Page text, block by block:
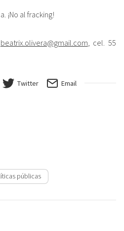
¡No al fracking!
beatrix.olivera@gmail.com , cel. 55
Twitter Email
públicas